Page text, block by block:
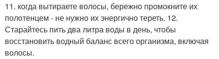
11. когда вытираете волосы, бережно промокните их
полотенцем - не нужно их энергично тереть. 12.
Старайтесь пить два литра воды в день, чтобы
восстановить водный баланс всего организма, включая
волосы.